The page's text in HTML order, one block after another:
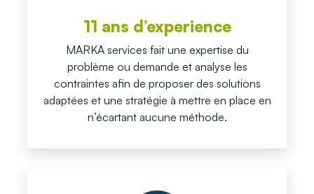
11 ans d’experience
MARKA services fait une expertise du
problème ou demande et analyse les
contraintes afin de proposer des solutions
adaptées et une stratégie à mettre en place en
n’écartant aucune méthode.